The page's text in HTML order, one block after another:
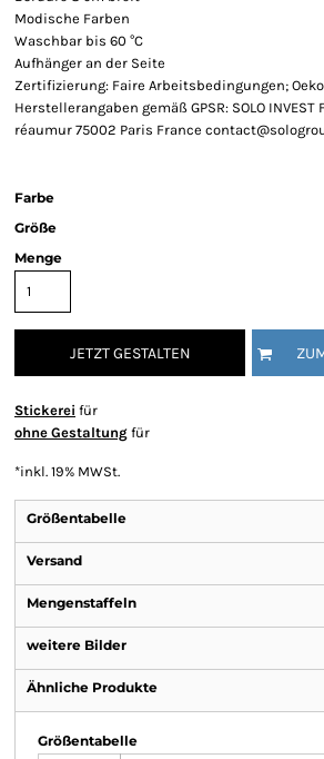
Modische Farben
Waschbar bis 60 °C
Aufhänger an der Seite
Zertifizierung: Faire Arbeitsbedingungen;
Herstellerangaben gemäß GPSR: SOLO INVEST
réaumur 75002 Paris France
Farbe
Größe
Menge
JETZT GESTALTEN
Stickerei für
ohne Gestaltung für
*inkl. 19% MWSt.
Größentabelle
Versand
Mengenstaffeln
weitere Bilder
Ähnliche Produkte
Größentabelle